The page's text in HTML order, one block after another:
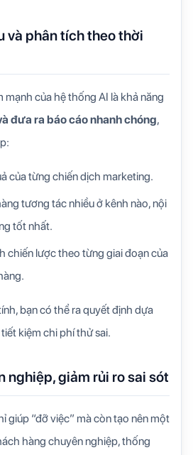
và phân tích theo thời
của hệ thống AI là khả năng
đưa ra báo cáo nhanh chóng,
của từng chiến dịch marketing.
tương tác nhiều ở kênh nào, nội
tốt nhất.
chiến lược theo từng giai đoạn của
bạn có thể ra quyết định dựa
tiết kiệm chi phí thử sai.
nghiệp, giảm rủi ro sai sót
giúp “đỡ việc” mà còn tạo nên một
hàng chuyên nghiệp, thống